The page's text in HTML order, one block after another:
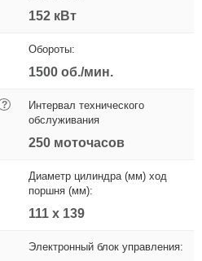
152 кВт
Обороты:
1500 об./мин.
?
Интервал технического
обслуживания
250 моточасов
Диаметр цилиндра (мм) ход
поршня (мм):
111 x 139
Электронный блок управления: